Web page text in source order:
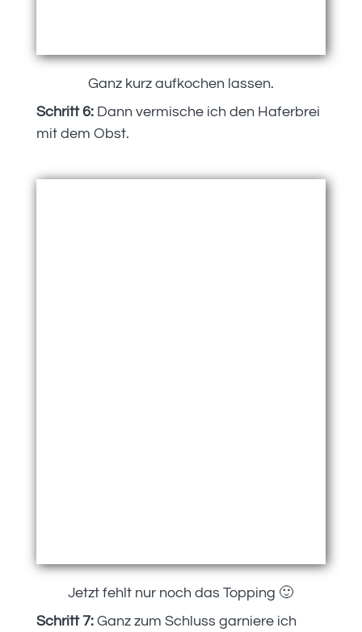
Ganz kurz aufkochen lassen.
Schritt 6: Dann vermische ich den Haferbrei
mit dem Obst.
Jetzt fehlt nur noch das Topping 🙂
Schritt 7:Ganz zum Schluss garniere ich